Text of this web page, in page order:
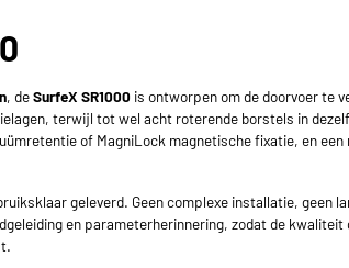
, deSurfeX SR1000 is ontworpen om de doorvoer te
terwijl tot wel acht roterende borstels in
of MagniLock magnetische fixatie, en
geleverd. Geen complexe installatie, geen
en parameterherinnering, zodat de